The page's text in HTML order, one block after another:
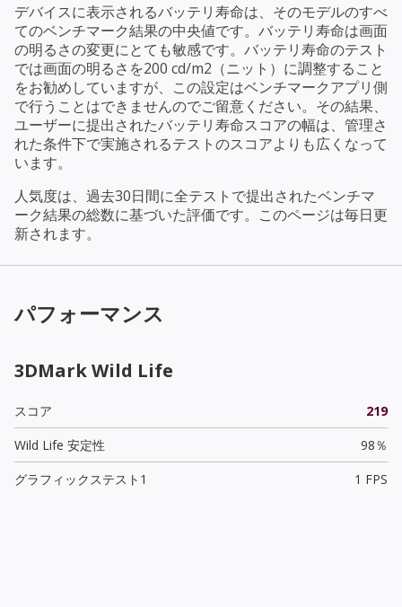
デバイスに表示されるバッテリ寿命は、そのモデルのすべ
てのベンチマーク結果の中央値です。バッテリ寿命は画面
の明るさの変更にとても敏感です。バッテリ寿命のテスト
では画面の明るさを200 cd/m2（ニット）に調整すること
をお勧めしていますが、この設定はベンチマークアプリ側
で行うことはできませんのでご留意ください。その結果、
ユーザーに提出されたバッテリ寿命スコアの幅は、管理さ
れた条件下で実施されるテストのスコアよりも広くなって
います。
人気度は、過去30日間に全テストで提出されたベンチマ
ーク結果の総数に基づいた評価です。このページは毎日更
新されます。
パフォーマンス
3DMark Wild Life
スコア
219
Wild Life 安定性
98％
グラフィックステスト1
1 FPS